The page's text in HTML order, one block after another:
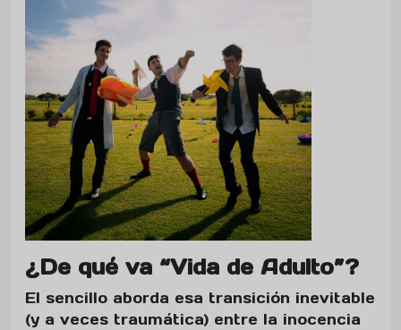
¿De qué va “Vida de Adulto”?
El sencillo aborda esa transición inevitable
(y a veces traumática) entre la inocencia